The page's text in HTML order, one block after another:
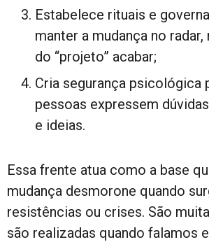
Estabelece rituais e
manter a mudança no
do “projeto” acabar;
Cria segurança psicológica
pessoas expressem
e ideias.
Essa frente atua como a base
mudança desmorone quando
resistências ou crises. São
são realizadas quando falamos